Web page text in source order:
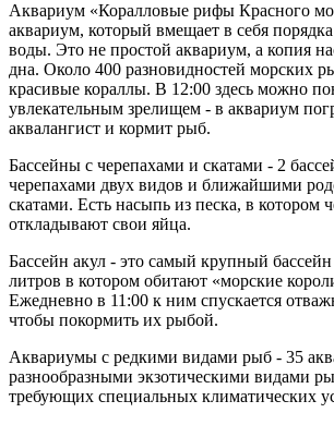
Аквариум «Коралловые рифы Красного
аквариум, который вмещает в себя
воды. Это не простой аквариум, а копия
дна. Около 400 разновидностей морских
красивые кораллы. В 12:00 здесь можно
увлекательным зрелищем - в аквариум
аквалангист и кормит рыб.
Бассейны с черепахами и скатами - 2
черепахами двух видов и ближайшими
скатами. Есть насыпь из песка, в котором
откладывают свои яйца.
Бассейн акул - это самый крупный
литров в котором обитают «морские
Ежедневно в 11:00 к ним спускается
чтобы покормить их рыбой.
Аквариумы с редкими видами рыб - 35
разнообразными экзотическими видами
требующих специальных климатических